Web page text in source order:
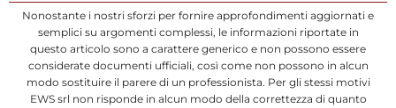
Nonostante i nostri sforzi per fornire approfondimenti aggiornati e
semplici su argomenti complessi, le informazioni riportate in
questo articolo sono a carattere generico e non possono essere
considerate documenti ufficiali, così come non possono in alcun
modo sostituire il parere di un professionista. Per gli stessi motivi
EWS srl non risponde in alcun modo della correttezza di quanto